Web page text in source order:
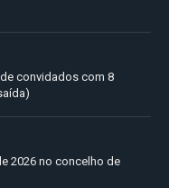
convidados com 8
2026 no concelho de